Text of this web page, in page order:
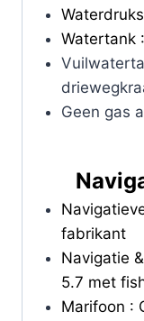
Watertank
Geen gas
fabrikant
Navigatie
5.7 met
Marifoon :